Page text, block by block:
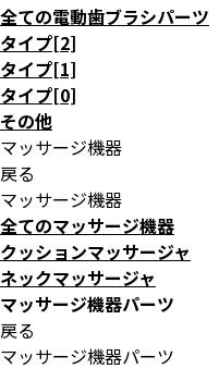
全ての電動歯ブラシパーツ
タイプ[2]
タイプ[1]
タイプ[0]
その他
マッサージ機器
戻る
マッサージ機器
全てのマッサージ機器
クッションマッサージャ
ネックマッサージャ
マッサージ機器パーツ
戻る
マッサージ機器パーツ